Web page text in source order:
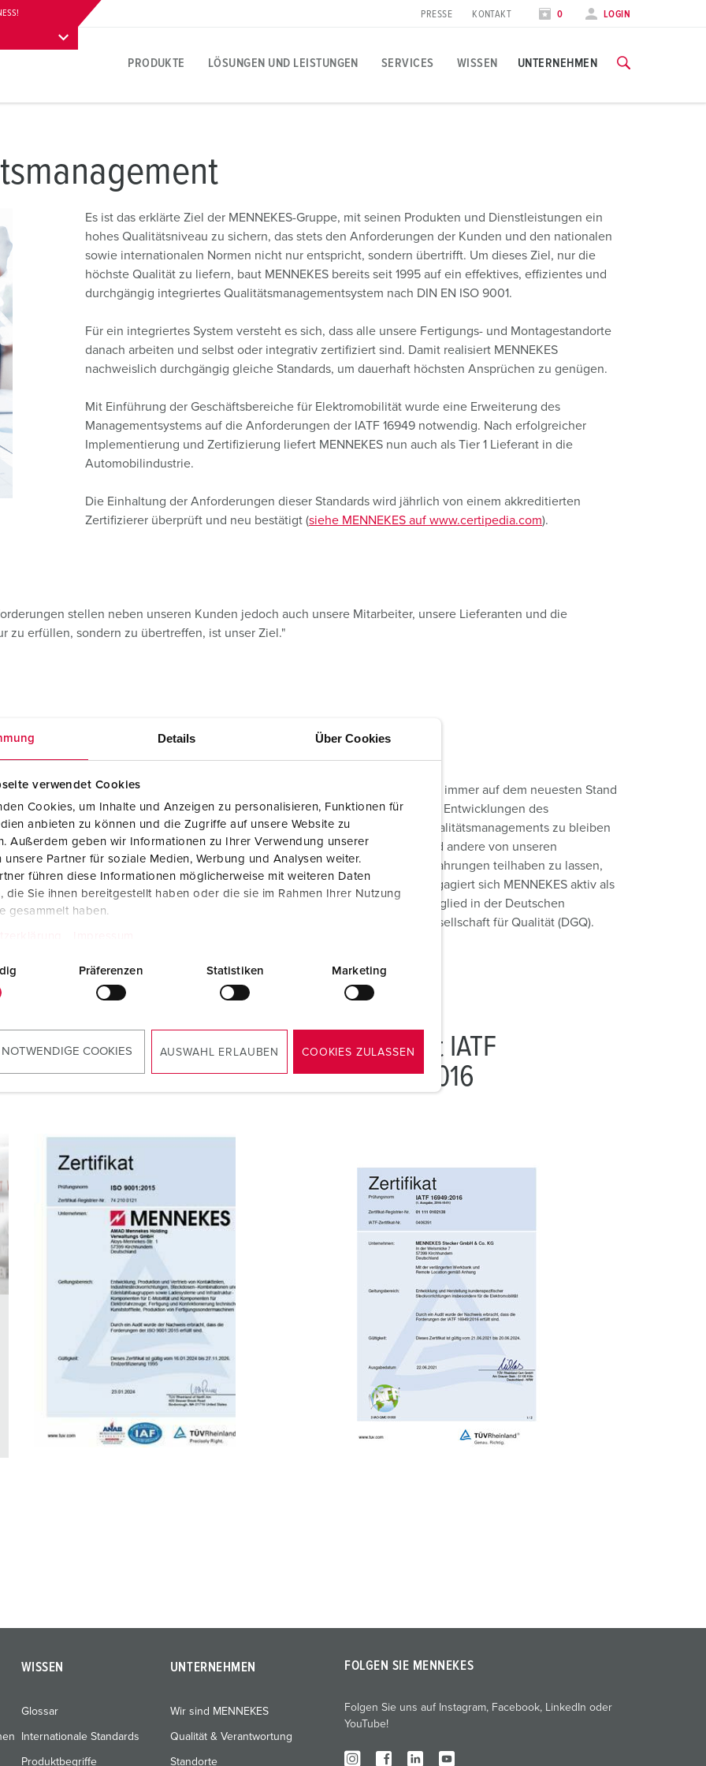
Details Über Cookies
verwendet Cookies
Cookies, um Inhalte und Anzeigen zu personalisieren, Funktionen für
anbieten zu können und die Zugriffe auf unsere Website zu
Außerdem geben wir Informationen zu Ihrer Verwendung unserer
unsere Partner für soziale Medien, Werbung und Analysen weiter.
führen diese Informationen möglicherweise mit weiteren Daten
die Sie ihnen bereitgestellt haben oder die sie im Rahmen Ihrer Nutzung
gesammelt haben.
Präferenzen Statistiken Marketing
NOTWENDIGE COOKIES AUSWAHL ERLAUBEN COOKIES ZULASSEN
PRESSE KONTAKT 0 LOGIN
PRODUKTE
Steckdosen
Kupplungen
Verlängerungskabel
Kombinationen
Produkte mit erweiterten Ausführungen und Ergänzungsprodukte
Windkraft
Automobilindustrie
Logistikcenter
Rechenzentren
Camping
Veranstaltungstechnik
LÖSUNGEN UND LEISTUNGEN
Aktuelle Referenzen
SERVICES
Ansprechpersonen vor Ort
Internationale Ansprechpersonen ZU DEN SCHULUNGEN
WISSEN
Fragen & Antworten
Materialien
Anschlusstechniken
Kontakthülsen-Technologien
Produktbegriffe
UNTERNEHMEN
Folgen Sie MENNEKES
Pressebereich
Ansprechpartner und aktuelle Meldungen
Karriere
Arbeiten bei MENNEKES
Es ist das erklärte Ziel der MENNEKES-Gruppe, mit seinen Produkten und Dienstleistungen ein
hohes Qualitätsniveau zu sichern, das stets den Anforderungen der Kunden und den nationalen
sowie internationalen Normen nicht nur entspricht, sondern übertrifft. Um dieses Ziel, nur die
höchste Qualität zu liefern, baut MENNEKES bereits seit 1995 auf ein effektives, effizientes und
durchgängig integriertes Qualitätsmanagementsystem nach DIN EN ISO 9001.
Für ein integriertes System versteht es sich, dass alle unsere Fertigungs- und Montagestandorte
danach arbeiten und selbst oder integrativ zertifiziert sind. Damit realisiert MENNEKES
nachweislich durchgängig gleiche Standards, um dauerhaft höchsten Ansprüchen zu genügen.
Mit Einführung der Geschäftsbereiche für Elektromobilität wurde eine Erweiterung des
Managementsystems auf die Anforderungen der IATF 16949 notwendig. Nach erfolgreicher
Implementierung und Zertifizierung liefert MENNEKES nun auch als Tier 1 Lieferant in die
Automobilindustrie.
Die Einhaltung der Anforderungen dieser Standards wird jährlich von einem akkreditierten
Zertifizierer überprüft und neu bestätigt (siehe MENNEKES auf www.certipedia.com).
stellen neben unseren Kunden jedoch auch unsere Mitarbeiter, unsere Lieferanten und die
zu erfüllen, sondern zu übertreffen, ist unser Ziel."
Prüforganisationen
unseren
höchste Sicherheit, beste
einwandfreie
Um immer auf dem neuesten Stand
der Entwicklungen des
Qualitätsmanagements zu bleiben
und andere von unseren
Erfahrungen teilhaben zu lassen,
engagiert sich MENNEKES aktiv als
Mitglied in der Deutschen
Gesellschaft für Qualität (DGQ).
Zertifikat ISO 9001:2015
Zertifikat IATF
16949:2016
WISSEN
Glossar
Internationale Standards
Produktbegriffe
UNTERNEHMEN
Wir sind MENNEKES
Qualität & Verantwortung
Standorte
FOLGEN SIE MENNEKES
Folgen Sie uns auf Instagram, Facebook, LinkedIn oder
YouTube!